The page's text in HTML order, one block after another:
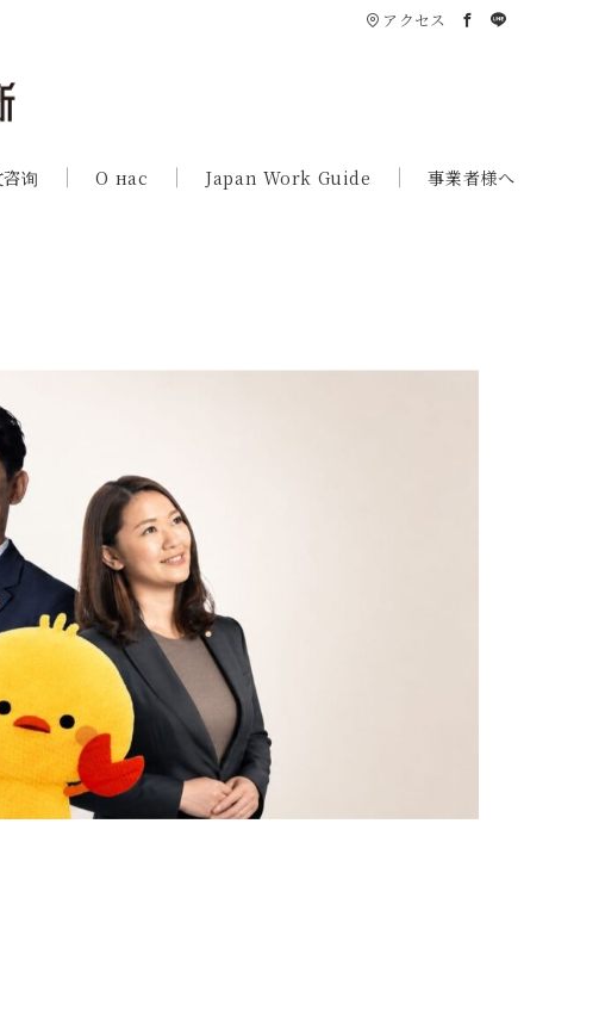
アクセス
询 О нас Japan Work Guide 事業者様へ